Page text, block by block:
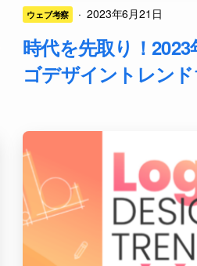
ウェブ考察 · 2023年6月21日
時代を先取り！
ゴデザイントレン